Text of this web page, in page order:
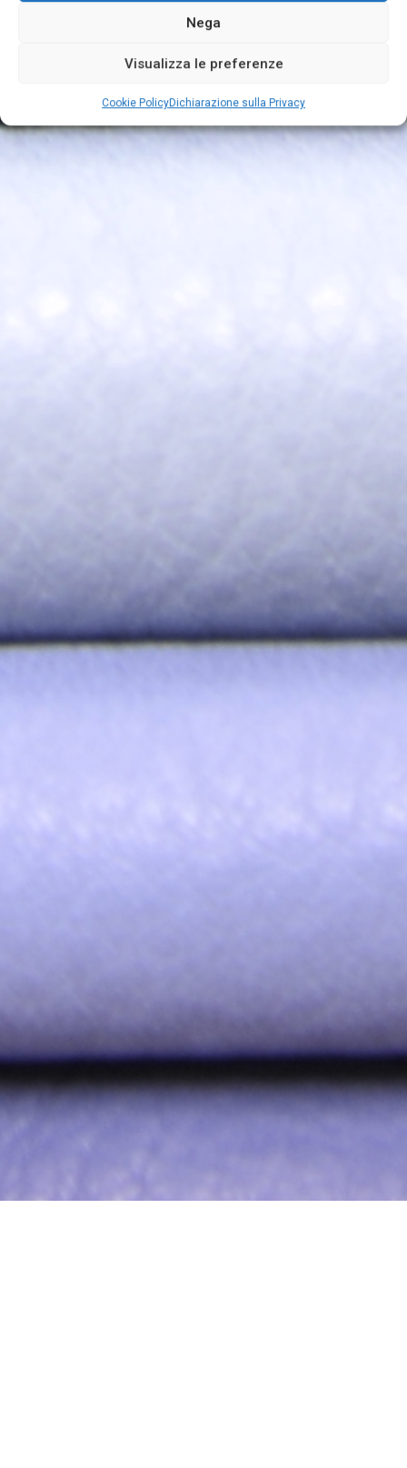
Nega
Visualizza le preferenze
Cookie PolicyDichiarazione sulla Privacy